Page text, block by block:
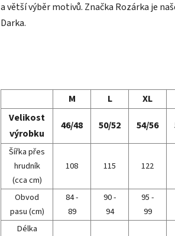
a větší výběr motivů. Značka Rozárka je
Darka.
M L XL
Velikost
výrobku
46/48 50/52 54/56
Šířka přes
hrudník
(cca cm)
108 115 122
Obvod
pasu (cm)
84 -
89
90 -
94
95 -
99
Délka